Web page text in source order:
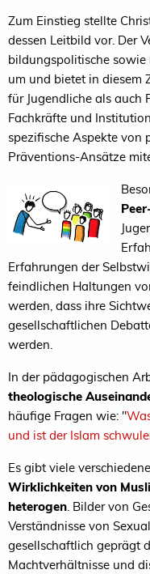
Zum Einstieg stellte
dessen Leitbild vor. Der
bildungspolitische
um und bietet in diesem
für Jugendliche als auch
Fachkräfte und
spezifische Aspekte von
Präventions-Ansätze
Erfahrungen der
feindlichen Haltungen
werden, dass ihre
gesellschaftlichen
werden.
In der pädagogischen
theologische
häufige Fragen wie: "
und ist der Islam
Es gibt viele
Wirklichkeiten von
heterogen. Bilder von
Verständnisse von
gesellschaftlich geprägt
Machtverhältnisse und